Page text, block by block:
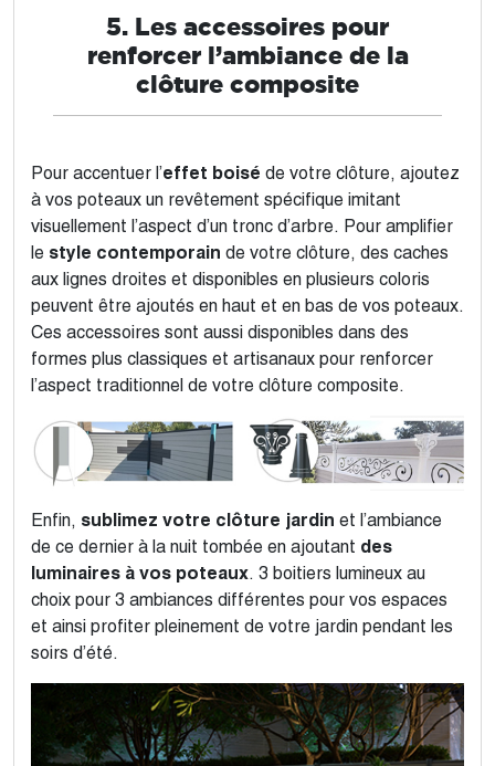
5. Les accessoires pour
renforcer l’ambiance de la
clôture composite
Pour accentuer l’effet boisé de votre clôture, ajoutez
à vos poteaux un revêtement spécifique imitant
visuellement l’aspect d’un tronc d’arbre. Pour amplifier
le style contemporain de votre clôture, des caches
aux lignes droites et disponibles en plusieurs coloris
peuvent être ajoutés en haut et en bas de vos poteaux.
Ces accessoires sont aussi disponibles dans des
formes plus classiques et artisanaux pour renforcer
l’aspect traditionnel de votre clôture composite.
Enfin, sublimez votre clôture jardin et l’ambiance
de ce dernier à la nuit tombée en ajoutant des
luminaires à vos poteaux. 3 boitiers lumineux au
choix pour 3 ambiances différentes pour vos espaces
et ainsi profiter pleinement de votre jardin pendant les
soirs d’été.